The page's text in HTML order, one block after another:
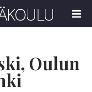
MENU
Oulun